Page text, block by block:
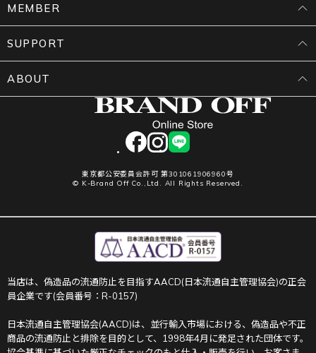
facebookinstagram
LINE
東京都公安委員会許可 第301061906960号
© K-Brand Off Co.,Ltd. All Rights Reserved.
MEMBER
SUPPORT
ABOUT
当店は、偽造品の流通防止を目指すAACD(日本流通自主管理協会)の正会
員企業です(会員番号：R-0157)
日本流通自主管理協会(AACD)は、並行輸入市場における、偽造品や不正
商品の流通防止と排除を目的として、1998年4月に発足された団体です。